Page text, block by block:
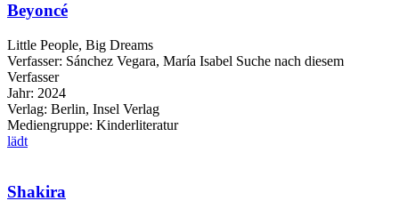
Beyoncé
Little People, Big Dreams
Verfasser: Sánchez Vegara, María Isabel Suche nach diesem
Verfasser
Jahr: 2024
Verlag: Berlin, Insel Verlag
Mediengruppe: Kinderliteratur
lädt
Shakira